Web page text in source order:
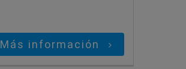
Más información